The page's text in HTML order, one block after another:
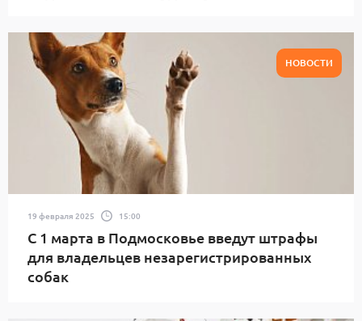
НОВОСТИ
19 февраля 2025 15:00
С 1 марта в Подмосковье введут штрафы
для владельцев незарегистрированных
собак